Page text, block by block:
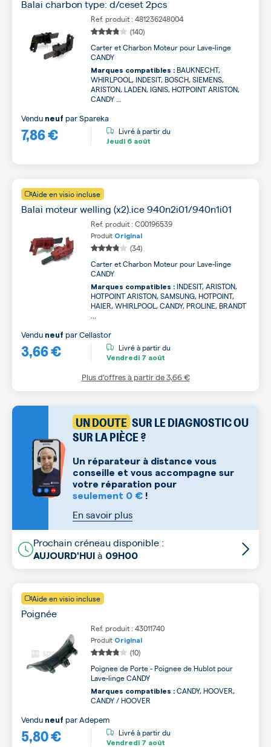
Balai charbon type: d/ceset 2pcs
Ref. produit : 481236248004
(140)
Carter et Charbon Moteur pour Lave-linge
CANDY
Marques compatibles : BAUKNECHT,
WHIRLPOOL, INDESIT, BOSCH, SIEMENS,
ARISTON, LADEN, IGNIS, HOTPOINT ARISTON,
CANDY ...
7,86 €
Vendu neuf parSpareka
Livré à partir du
Jeudi 6 août
Aide en visio incluse
Balai moteur welling (x2).ice 940n2i01/940n1i01
Ref. produit : C00196539
Produit Original
(34)
Carter et Charbon Moteur pour Lave-linge
CANDY
Marques compatibles : INDESIT, ARISTON,
HOTPOINT ARISTON, SAMSUNG, HOTPOINT,
HAIER, WHIRLPOOL, CANDY, PROLINE, BRANDT
3,66 €
Vendu neuf parCellastor
Livré à partir du
Vendredi 7 août
Plus d’offres à partir de3,66 €
UN DOUTE SUR LE DIAGNOSTIC OU
SUR LA PIÈCE ?
Un réparateur à distance vous
conseille et vous accompagne sur
votre réparation pour
seulement 0 € !
En savoir plus
Prochain créneau disponible :
AUJOURD'HUI à 09H00
Aide en visio incluse
Poignée
Ref. produit : 43011740
Produit Original
(10)
Poignee de Porte - Poignee de Hublot pour
Lave-linge CANDY
Marques compatibles : CANDY, HOOVER,
CANDY / HOOVER
5,80 €
Vendu neuf parAdepem
Livré à partir du
Vendredi 7 août